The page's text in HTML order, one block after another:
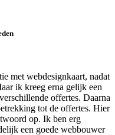
met webdesignkaart, nadat
ik kreeg erna gelijk een
offertes. Daarna
tot de offertes. Hier
op. Ik ben erg
een goede webbouwer